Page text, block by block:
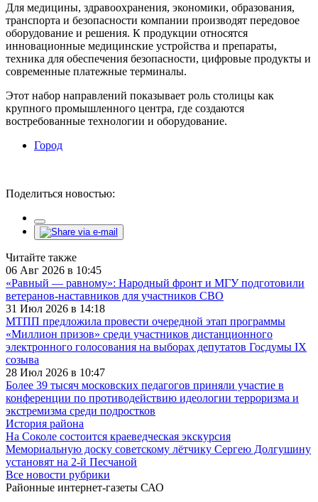
Для медицины, здравоохранения, экономики, образования,
транспорта и безопасности компании производят передовое
оборудование и решения. К продукции относятся
инновационные медицинские устройства и препараты,
техника для обеспечения безопасности, цифровые продукты и
современные платежные терминалы.
Этот набор направлений показывает роль столицы как
крупного промышленного центра, где создаются
востребованные технологии и оборудование.
Город
Поделиться новостью:
Читайте также
06 Авг 2026 в 10:45
«Равный — равному»: Народный фронт и МГУ подготовили
ветеранов-наставников для участников СВО
31 Июл 2026 в 14:18
МТПП предложила провести очередной этап программы
«Миллион призов» среди участников дистанционного
электронного голосования на выборах депутатов Госдумы IX
созыва
28 Июл 2026 в 10:47
Более 39 тысяч московских педагогов приняли участие в
конференции по противодействию идеологии терроризма и
экстремизма среди подростков
История района
На Соколе состоится краеведческая экскурсия
Мемориальную доску советскому лётчику Сергею Долгушину
установят на 2-й Песчаной
Все новости рубрики
Районные интернет-газеты САО